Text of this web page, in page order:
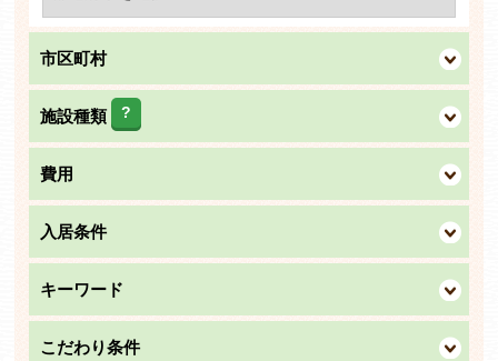
市区町村
施設種類 ?
費用
入居条件
キーワード
こだわり条件